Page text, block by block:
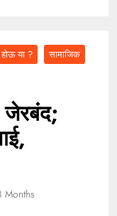
या ?
सामाजिक
जेरबंद;
Months